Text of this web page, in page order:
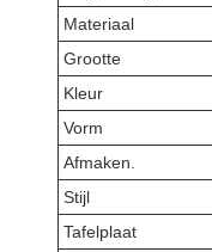
Materiaal
Grootte
Kleur
Vorm
Afmaken.
Stijl
Tafelplaat